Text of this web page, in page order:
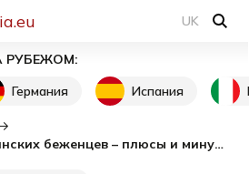
UK
РУБЕЖОМ:
Германия Испания
Ирландия для украинских беженцев – плюсы и минусы